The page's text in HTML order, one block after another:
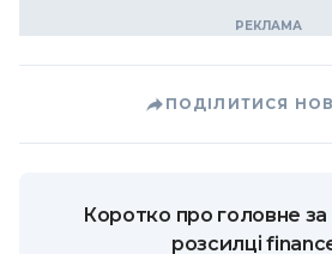
ПОДІЛИТИСЯ
Коротко про головне
розсилці